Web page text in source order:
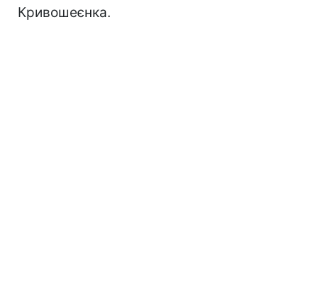
Кривошеєнка.